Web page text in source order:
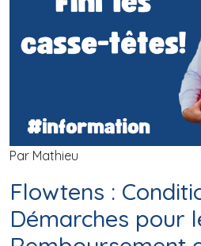
Par Mathieu
Flowtens :
Démarches pour